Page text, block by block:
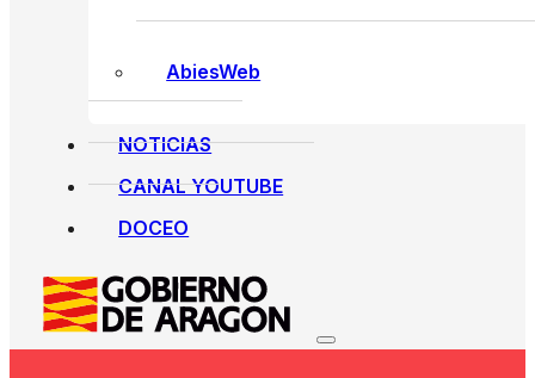
AbiesWeb
NOTICIAS
CANAL YOUTUBE
DOCEO